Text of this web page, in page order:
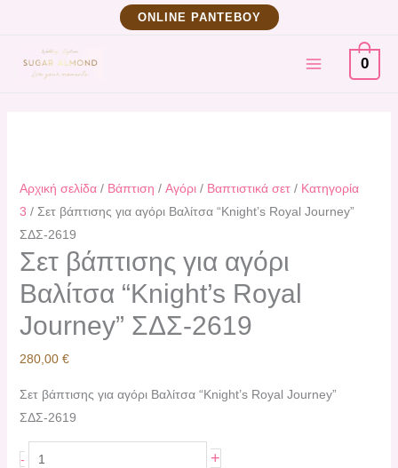
περιεχόμενο
ΟNLINE ΡΑΝΤΕΒΟΥ
MAIN
MENU
0
Αρχική σελίδα/ Βάπτιση / Αγόρι/ Βαπτιστικά σετ/ Κατηγορία
3 / Σετ βάπτισης για αγόρι Βαλίτσα “Knight’s Royal Journey”
ΣΔΣ-2619
Σετ βάπτισης για αγόρι
Βαλίτσα “Knight’s Royal
Journey” ΣΔΣ-2619
280,00 €
Σετ βάπτισης για αγόρι Βαλίτσα “Knight’s Royal Journey”
ΣΔΣ-2619
-
για
αγόρι
ΣΔΣ-2619
ποσότητα
+